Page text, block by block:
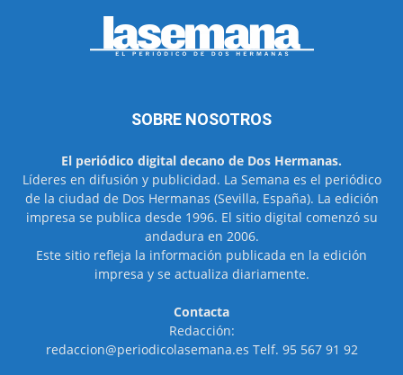
SOBRE NOSOTROS
El periódico digital decano de Dos Hermanas.
Líderes en difusión y publicidad. La Semana es el periódico
de la ciudad de Dos Hermanas (Sevilla, España). La edición
impresa se publica desde 1996. El sitio digital comenzó su
andadura en 2006.
Este sitio refleja la información publicada en la edición
impresa y se actualiza diariamente.
Contacta
Redacción:
redaccion@periodicolasemana.es Telf. 95 567 91 92